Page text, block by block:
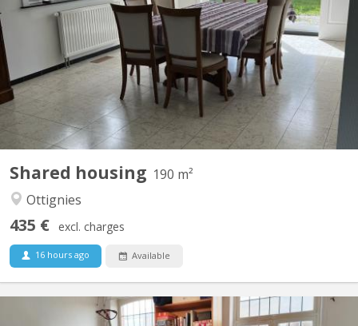
Shared housing 190 m²
Ottignies
435 € excl. charges
16 hours ago Available
Premium 200 m² shared apartment in Vieusart • 200 m² of bright,
fully equipped space • Large south-facing garden + terrace • 3
spacious 18 m² bedrooms • Quiet neighborhood near Louvain-la-
Neuve • Parking spaces in front of the house 3 Rooms available
18M2 Each room is furnished, bright and...
KV 1374